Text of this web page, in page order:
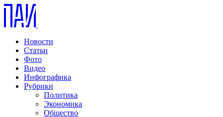
Новости
Статьи
Фото
Видео
Инфографика
Рубрики
Политика
Экономика
Общество